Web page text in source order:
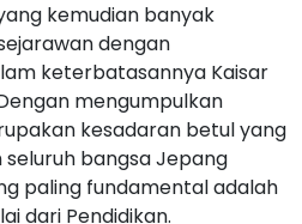
kemudian banyak
dengan
keterbatasannya Kaisar
mengumpulkan
kesadaran betul yang
seluruh bangsa Jepang
paling fundamental adalah
dari Pendidikan.